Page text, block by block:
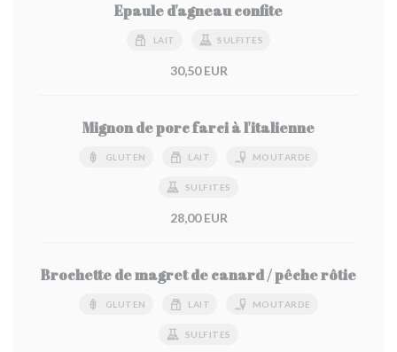
Epaule d'agneau confite
LAIT SULFITES
30,50 EUR
Mignon de porc farci à l'italienne
GLUTEN LAIT MOUTARDE
SULFITES
28,00 EUR
Brochette de magret de canard / pêche rôtie
GLUTEN LAIT MOUTARDE
SULFITES